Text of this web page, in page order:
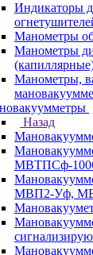
Индикаторы
Манометры
Манометры
Манометры,
Назад
МВТПСф-
МВП2-Уф,